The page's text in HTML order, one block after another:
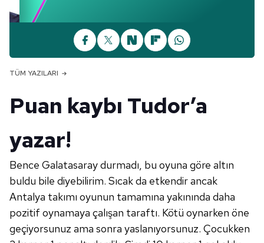
TÜM YAZILARI
Puan kaybı Tudor’a
yazar!
Bence Galatasaray durmadı, bu oyuna göre altın
buldu bile diyebilirim. Sıcak da etkendir ancak
Antalya takımı oyunun tamamına yakınında daha
pozitif oynamaya çalışan taraftı. Kötü oynarken öne
geçiyorsunuz ama sonra yaslanıyorsunuz. Çocukken